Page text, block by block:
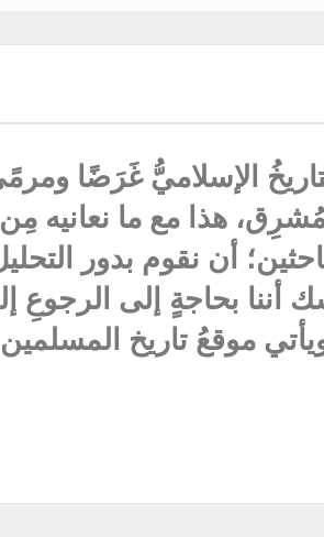
الإسلاميُّ غَرَضًا
هذا مع ما نعانيه مِن
أن نقوم بدور
أننا بحاجةٍ إلى الرجوعِ
موقعُ تاريخ المسلمين